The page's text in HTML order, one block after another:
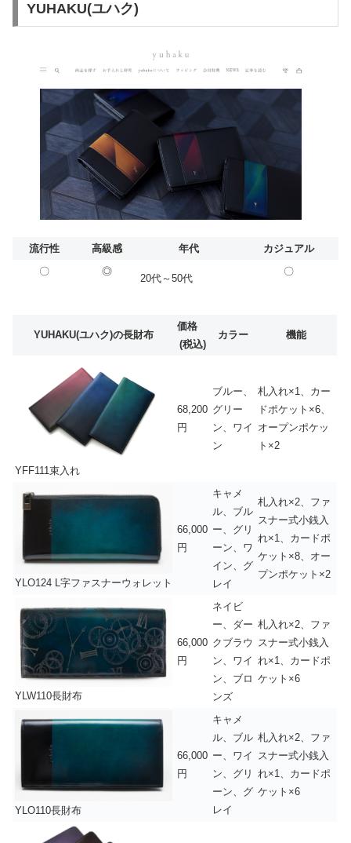
YUHAKU(ユハク)
流行性 高級感 年代
カジュアル
〇
◎
20代～50代
〇
YUHAKU(ユハク)の長財布
価格
(税込)
カラー 機能
YFF111束入れ
68,200
円
ブルー、
グリー
ン、ワイ
ン
札入れ×1、カー
ドポケット×6、
オープンポケッ
ト×2
YLO124 L字ファスナーウォレット
66,000
円
キャメ
ル、ブル
ー、グリ
ーン、ワ
イン、グ
レイ
札入れ×2、ファ
スナー式小銭入
れ×1、カードポ
ケット×8、オー
プンポケット×2
YLW110長財布
66,000
円
ネイビ
ー、ダー
クブラウ
ン、ワイ
ン、ブロ
ンズ
札入れ×2、ファ
スナー式小銭入
れ×1、カードポ
ケット×6
YLO110長財布
66,000
円
キャメ
ル、ブル
ー、ワイ
ン、グリ
ーン、グ
レイ
札入れ×2、ファ
スナー式小銭入
れ×1、カードポ
ケット×6